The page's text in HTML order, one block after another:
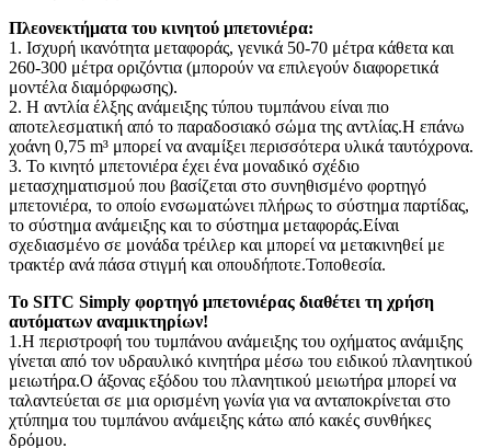
Πλεονεκτήματα του κινητού μπετονιέρα:
1. Ισχυρή ικανότητα μεταφοράς, γενικά 50-70 μέτρα κάθετα και
260-300 μέτρα οριζόντια (μπορούν να επιλεγούν διαφορετικά
μοντέλα διαμόρφωσης).
2. Η αντλία έλξης ανάμειξης τύπου τυμπάνου είναι πιο
αποτελεσματική από το παραδοσιακό σώμα της αντλίας.Η επάνω
χοάνη 0,75 m³ μπορεί να αναμίξει περισσότερα υλικά ταυτόχρονα.
3. Το κινητό μπετονιέρα έχει ένα μοναδικό σχέδιο
μετασχηματισμού που βασίζεται στο συνηθισμένο φορτηγό
μπετονιέρα, το οποίο ενσωματώνει πλήρως το σύστημα παρτίδας,
το σύστημα ανάμειξης και το σύστημα μεταφοράς.Είναι
σχεδιασμένο σε μονάδα τρέιλερ και μπορεί να μετακινηθεί με
τρακτέρ ανά πάσα στιγμή και οπουδήποτε.Τοποθεσία.
Το SITC Simply φορτηγό μπετονιέρας διαθέτει τη χρήση
αυτόματων αναμικτηρίων!
1.Η περιστροφή του τυμπάνου ανάμειξης του οχήματος ανάμιξης
γίνεται από τον υδραυλικό κινητήρα μέσω του ειδικού πλανητικού
μειωτήρα.Ο άξονας εξόδου του πλανητικού μειωτήρα μπορεί να
ταλαντεύεται σε μια ορισμένη γωνία για να ανταποκρίνεται στο
χτύπημα του τυμπάνου ανάμειξης κάτω από κακές συνθήκες
δρόμου.